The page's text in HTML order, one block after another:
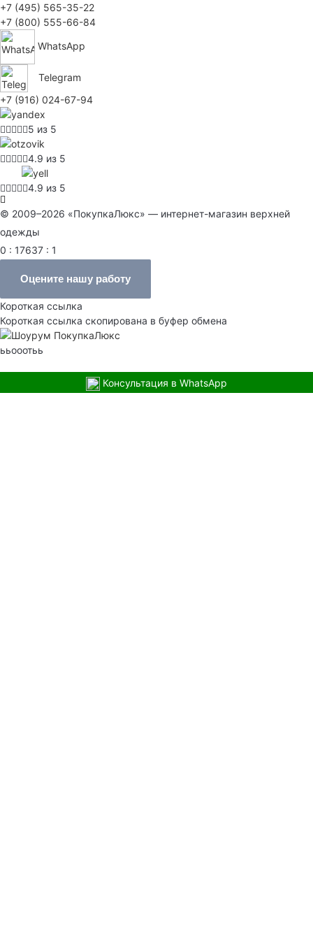
+7 (495) 565-35-22
+7 (800) 555-66-84
WhatsApp
Telegram
+7 (916) 024-67-94
5 из 5
4.9 из 5
4.9 из 5
© 2009–2026 «ПокупкаЛюкс» — интернет-магазин верхней
одежды
0 : 17637 : 1
Оцените нашу работу
Короткая ссылка
Короткая ссылка скопирована в буфер обмена
ььооотьь
Консультация в WhatsApp